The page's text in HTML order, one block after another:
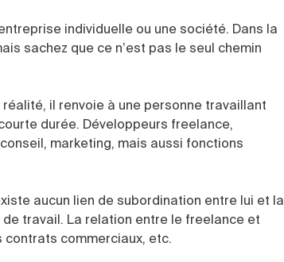
individuelle ou une société. Dans la
sachez que ce n’est pas le seul chemin
il renvoie à une personne travaillant
durée. Développeurs freelance,
marketing, mais aussi fonctions
aucun lien de subordination entre lui et la
travail. La relation entre le freelance et
commerciaux, etc.